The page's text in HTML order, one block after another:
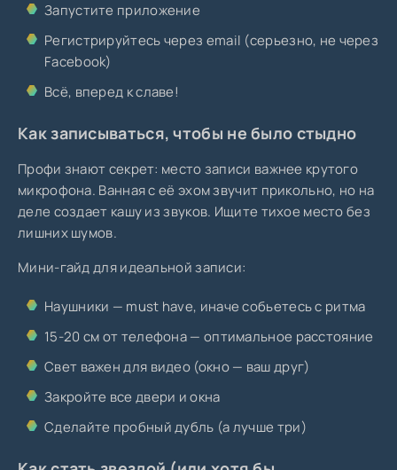
Запустите приложение
Регистрируйтесь через email (серьезно, не через
Facebook)
Всё, вперед к славе!
Как записываться, чтобы не было стыдно
Профи знают секрет: место записи важнее крутого
микрофона. Ванная с её эхом звучит прикольно, но на
деле создает кашу из звуков. Ищите тихое место без
лишних шумов.
Мини-гайд для идеальной записи:
Наушники — must have, иначе собьетесь с ритма
15-20 см от телефона — оптимальное расстояние
Свет важен для видео (окно — ваш друг)
Закройте все двери и окна
Сделайте пробный дубль (а лучше три)